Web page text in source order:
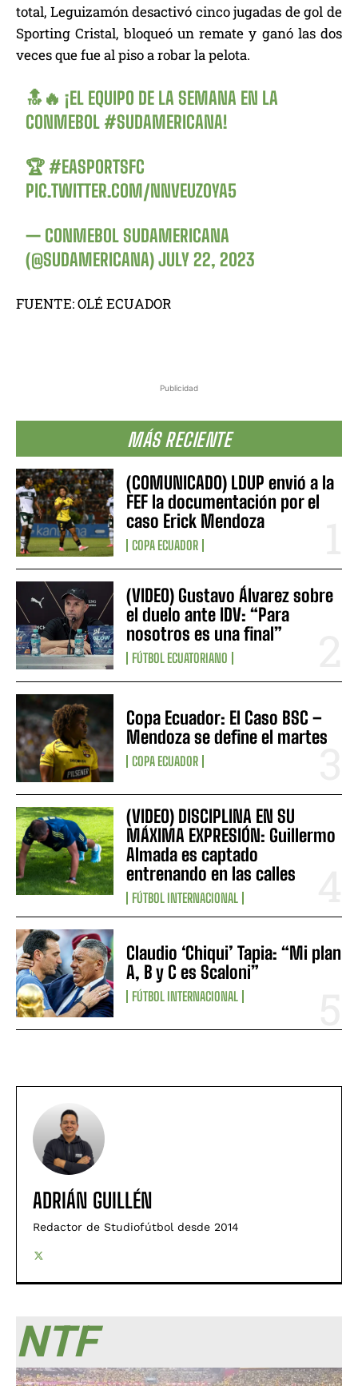
Publicidad
MÁS RECIENTE
(COMUNICADO) LDUP envió a la
FEF la documentación por el
caso Erick Mendoza
COPA ECUADOR
(VIDEO) Gustavo Álvarez sobre
el duelo ante IDV: “Para
nosotros es una final”
FÚTBOL ECUATORIANO
Copa Ecuador: El Caso BSC –
Mendoza se define el martes
COPA ECUADOR
(VIDEO) DISCIPLINA EN SU
MÁXIMA EXPRESIÓN: Guillermo
Almada es captado
entrenando en las calles
FÚTBOL INTERNACIONAL
Claudio ‘Chiqui’ Tapia: “Mi plan
A, B y C es Scaloni”
FÚTBOL INTERNACIONAL
total, Leguizamón desactivó cinco jugadas de gol de
Sporting Cristal, bloqueó un remate y ganó las dos
veces que fue al piso a robar la pelota.
🔝🔥 ¡EL EQUIPO DE LA SEMANA EN LA
CONMEBOL#SUDAMERICANA!
🏆#EASPORTSFC
PIC.TWITTER.COM/NNVEUZOYA5
— CONMEBOL SUDAMERICANA
(@SUDAMERICANA)JULY 22, 2023
FUENTE: OLÉ ECUADOR
ADRIÁN GUILLÉN
Redactor de Studiofútbol desde 2014
NTF